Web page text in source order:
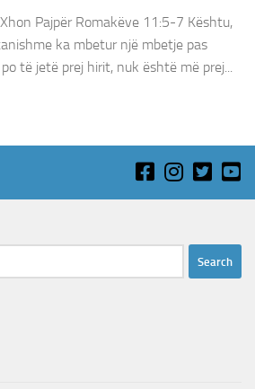
Pajpër Romakëve 11:5-7 Kështu,
ka mbetur një mbetje pas
të jetë prej hirit, nuk është më prej...